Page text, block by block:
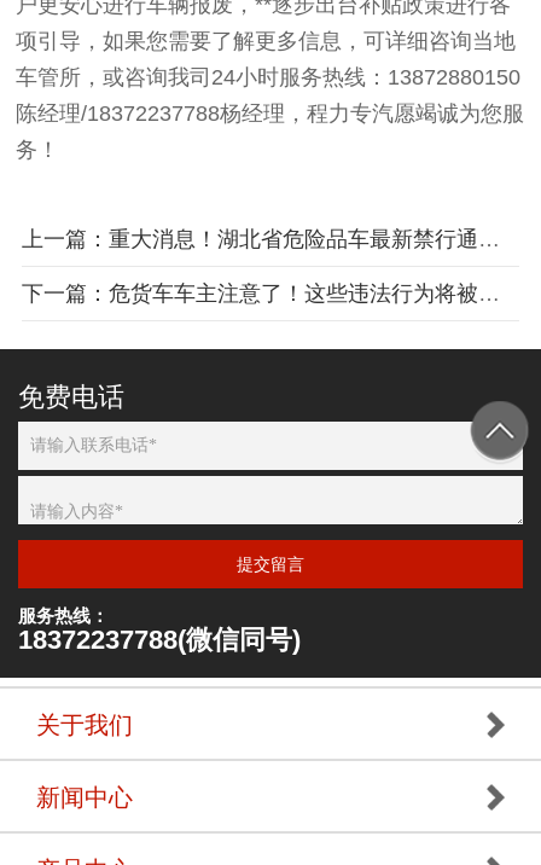
项引导，如果您需要了解更多信息，可详细咨询当地
车管所，或咨询我司24小时服务热线：13872880150
陈经理/18372237788杨经理，程力专汽愿竭诚为您服
务！
上一篇：重大消息！湖北省危险品车最新禁行通知发布
下一篇：危货车车主注意了！这些违法行为将被严查！
免费电话
提交留言
服务热线：
18372237788(微信同号)
关于我们
新闻中心